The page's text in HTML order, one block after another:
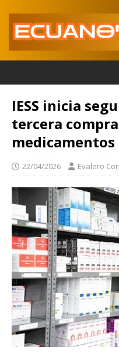
IESS inicia
tercera
medicamentos
22/04/2026 Evalero